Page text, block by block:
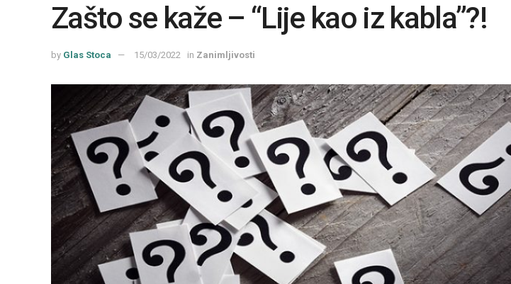
Zašto se kaže – “Lije kao iz kabla”?!
by Glas Stoca 15/03/2022 in Zanimljivosti